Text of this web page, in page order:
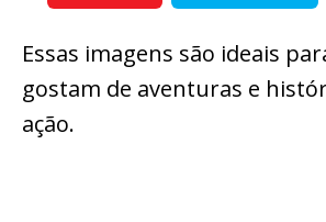
Essas imagens são ideais
gostam de aventuras e
ação.